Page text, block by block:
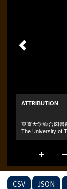
CSV JSON